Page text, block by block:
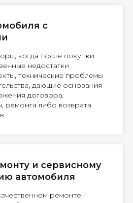
с
когда после покупки
недостатки
технические проблемы
дающие основания
договора,
ремонта либо возврата
и сервисному
автомобиля
ремонте,